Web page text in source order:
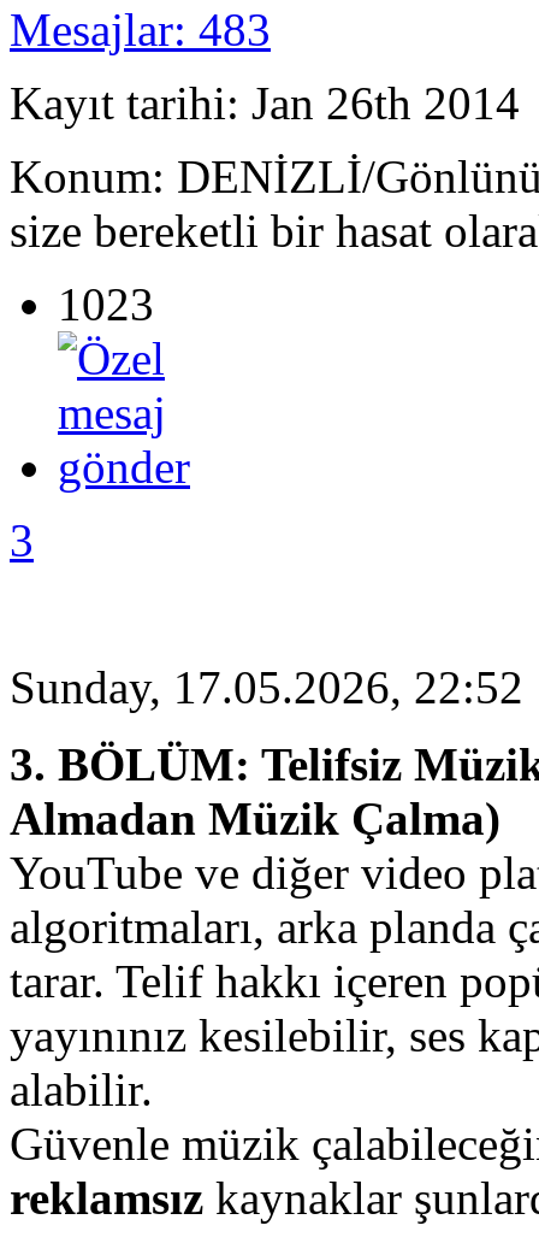
Mesajlar: 483
Kayıt tarihi: Jan 26th 2014
Konum: DENİZLİ/
size bereketli bir hasat
1023
3
Sunday, 17.05.2026, 22:52
3. BÖLÜM: Telifsiz
Almadan Müzik Çalma)
YouTube ve diğer video
algoritmaları, arka planda
tarar. Telif hakkı içeren
yayınınız kesilebilir, ses
alabilir.
Güvenle müzik
reklamsız kaynaklar